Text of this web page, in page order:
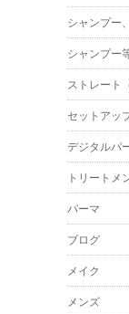
シャンプー
シャンプー
ストレート
セットアッ
デジタルパ
トリートメ
パーマ
ブログ
メイク
メンズ